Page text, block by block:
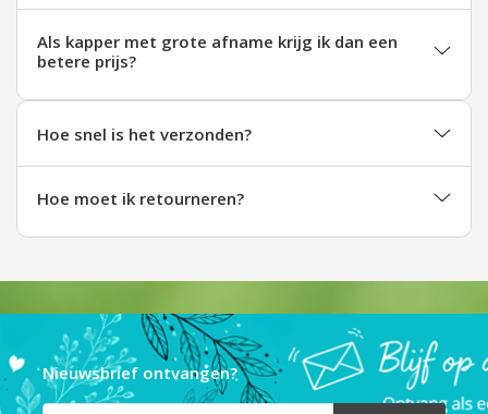
Als kapper met grote afname krijg ik dan een
betere prijs?
Hoe snel is het verzonden?
Hoe moet ik retourneren?
Nieuwsbrief ontvangen?